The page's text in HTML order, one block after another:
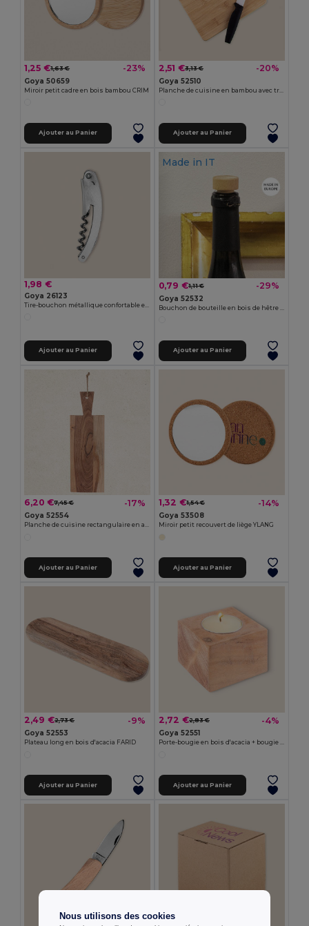
1,25 €1,63 € -23%
Goya 50659
Miroir petit cadre en bois bambou CRIM
Ajouter au Panier
2,51 €3,13 € -20%
Goya 52510
Ajouter au Panier
1,98 €
Goya 26123
Ajouter au Panier
Made in IT
0,79 €1,11 € -29%
Goya 52532
Ajouter au Panier
6,20 €7,45 € -17%
Goya 52554
Planche de cuisine rectangulaire en acacia QUILES
Ajouter au Panier
1,32 €1,54 € -14%
Goya 53508
Miroir petit recouvert de liège YLANG
Ajouter au Panier
2,49 €2,73 € -9%
Goya 52553
Plateau long en bois d'acacia FARID
Ajouter au Panier
2,72 €2,83 € -4%
Goya 52551
Porte-bougie en bois d'acacia + bougie 10gr SAMAY
Ajouter au Panier
Nous utilisons des cookies